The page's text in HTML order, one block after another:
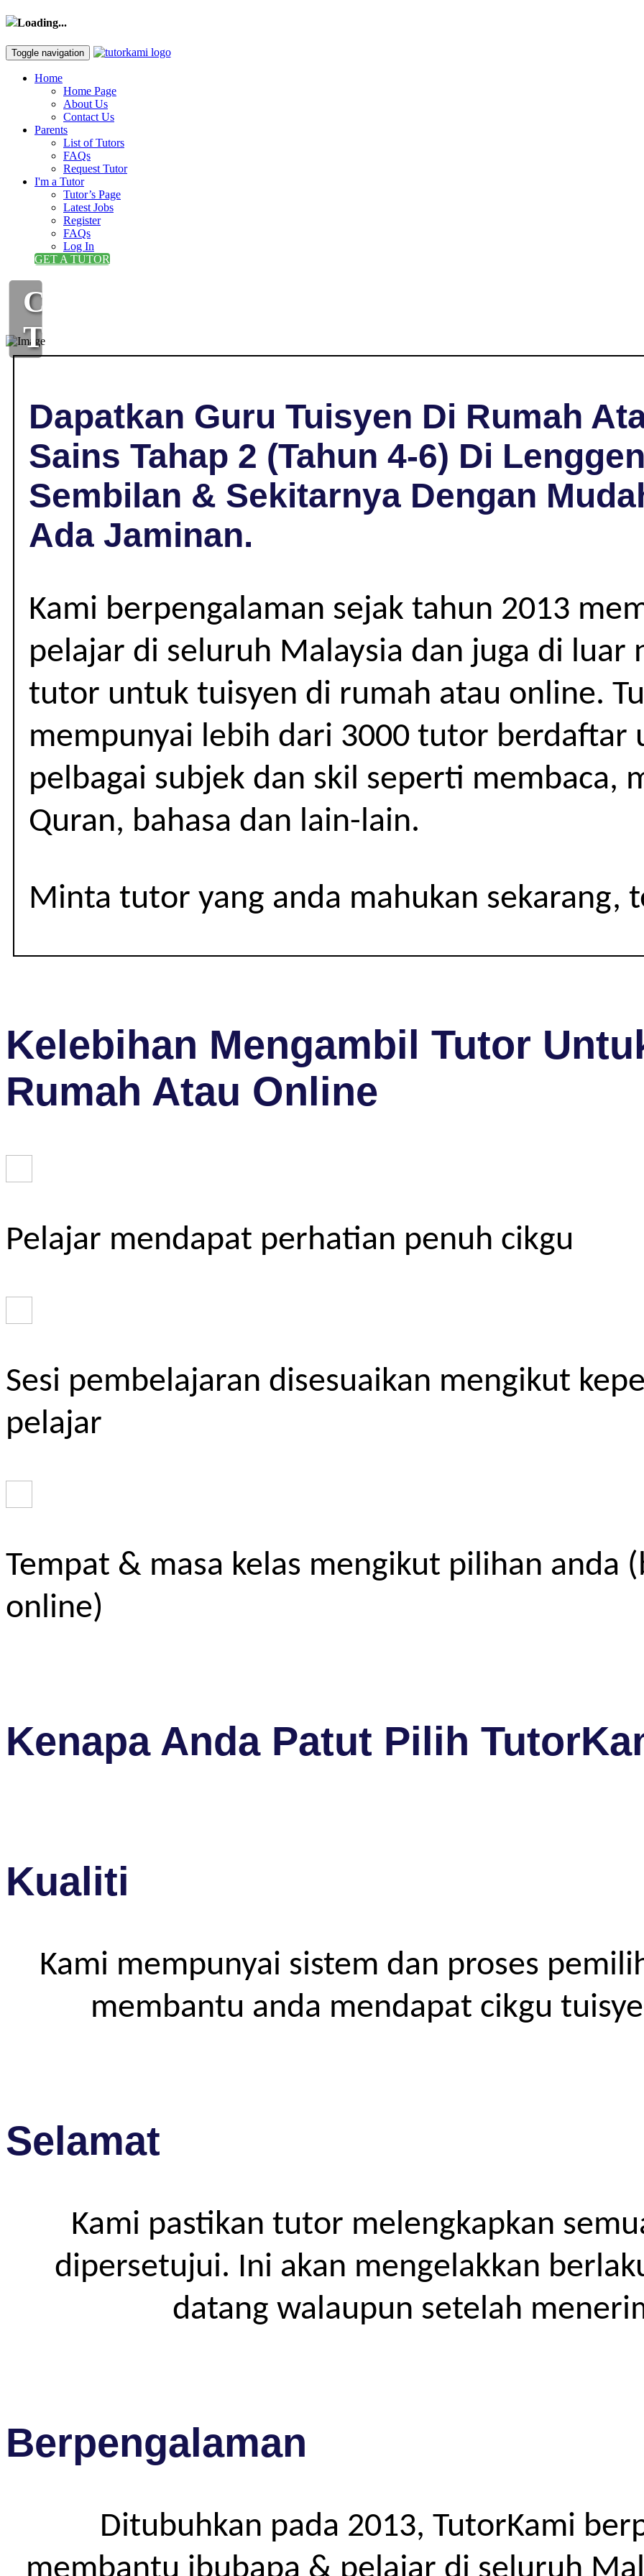
Loading...
Toggle navigation
Home
Home Page
About Us
Contact Us
Parents
List of Tutors
FAQs
Request Tutor
I'm a Tutor
Tutor’s Page
Latest Jobs
Register
FAQs
Log In
GET A TUTOR
CIKGU
TUISYEN
DI
LENGGENG,
NEGERI
SEMBILAN
|
2
(TAHUN
4-
6)
Dapatkan Guru Tuisyen Di Rumah
Sains Tahap 2 (Tahun 4-6) Di
Sembilan & Sekitarnya Dengan
Ada Jaminan.
Kami berpengalaman sejak tahun 2013
pelajar di seluruh Malaysia dan juga di luar
tutor untuk tuisyen di rumah atau online.
mempunyai lebih dari 3000 tutor berdaftar
pelbagai subjek dan skil seperti membaca,
Quran, bahasa dan lain-lain.
Minta tutor yang anda mahukan sekarang,
Kelebihan Mengambil Tutor
Rumah Atau Online
Pelajar mendapat perhatian penuh cikgu
Sesi pembelajaran disesuaikan mengikut
pelajar
Tempat & masa kelas mengikut pilihan anda
online)
Kenapa Anda Patut Pilih
Kualiti
Kami mempunyai sistem dan proses
membantu anda mendapat cikgu
Selamat
Kami pastikan tutor melengkapkan
dipersetujui. Ini akan mengelakkan
datang walaupun setelah
Berpengalaman
Ditubuhkan pada 2013, TutorKami